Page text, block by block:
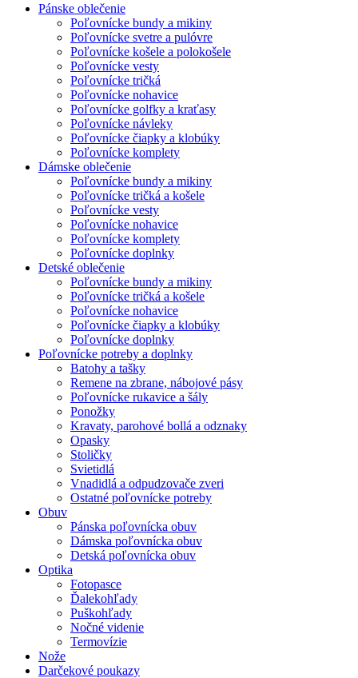
Pánske oblečenie
Poľovnícke bundy a mikiny
Poľovnícke svetre a pulóvre
Poľovnícke košele a polokošele
Poľovnícke vesty
Poľovnícke tričká
Poľovnícke nohavice
Poľovnícke golfky a kraťasy
Poľovnícke návleky
Poľovnícke čiapky a klobúky
Poľovnícke komplety
Dámske oblečenie
Poľovnícke bundy a mikiny
Poľovnícke tričká a košele
Poľovnícke vesty
Poľovnícke nohavice
Poľovnícke komplety
Poľovnícke doplnky
Detské oblečenie
Poľovnícke bundy a mikiny
Poľovnícke tričká a košele
Poľovnícke nohavice
Poľovnícke čiapky a klobúky
Poľovnícke doplnky
Poľovnícke potreby a doplnky
Batohy a tašky
Remene na zbrane, nábojové pásy
Poľovnícke rukavice a šály
Ponožky
Kravaty, parohové bollá a odznaky
Opasky
Stoličky
Svietidlá
Vnadidlá a odpudzovače zveri
Ostatné poľovnícke potreby
Obuv
Pánska poľovnícka obuv
Dámska poľovnícka obuv
Detská poľovnícka obuv
Optika
Fotopasce
Ďalekohľady
Puškohľady
Nočné videnie
Termovízie
Nože
Darčekové poukazy